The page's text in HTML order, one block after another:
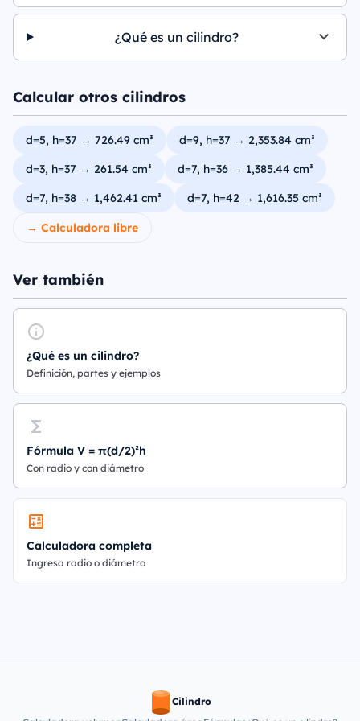
¿Qué es un cilindro?
Calcular otros cilindros
d=5, h=37 → 726.49 cm³
d=9, h=37 → 2,353.84 cm³
d=3, h=37 → 261.54 cm³
d=7, h=36 → 1,385.44 cm³
d=7, h=38 → 1,462.41 cm³
d=7, h=42 → 1,616.35 cm³
→ Calculadora libre
Ver también
¿Qué es un cilindro?
Definición, partes y ejemplos
Fórmula V = π(d/2)²h
Con radio y con diámetro
Calculadora completa
Ingresa radio o diámetro
Cilindro